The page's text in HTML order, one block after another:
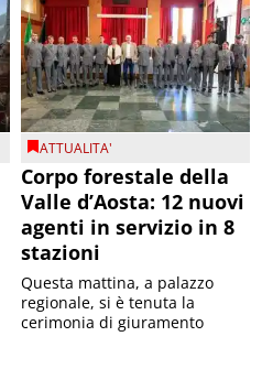
ATTUALITA'
Corpo forestale della
Valle d’Aosta: 12 nuovi
agenti in servizio in 8
stazioni
Questa mattina, a palazzo
regionale, si è tenuta la
cerimonia di giuramento